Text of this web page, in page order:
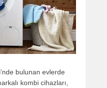
bulunan evlerde
kombi cihazları,